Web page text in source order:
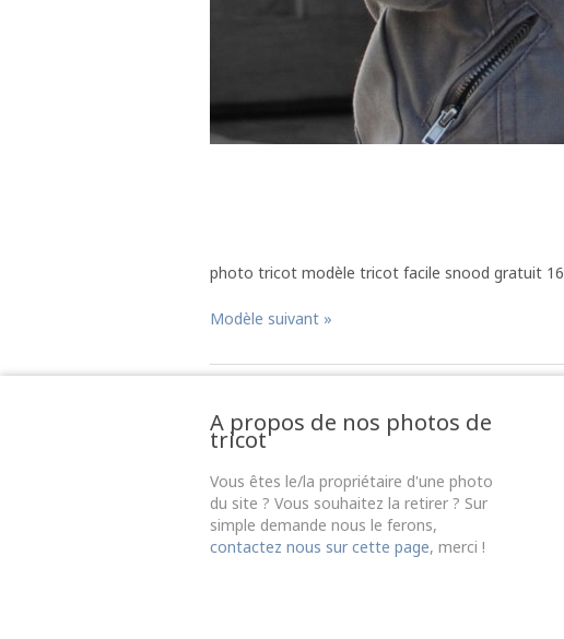
photo tricot modèle tricot facile snood gratuit 16
Modèle suivant »
A propos de nos photos de
tricot
Vous êtes le/la propriétaire d'une photo
du site ? Vous souhaitez la retirer ? Sur
simple demande nous le ferons,
contactez nous sur cette page, merci !